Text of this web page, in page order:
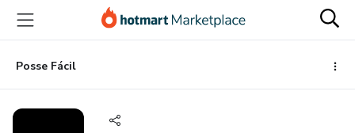
para
conteúdo
principal
para
pagamento
para
rodapé
Posse Fácil